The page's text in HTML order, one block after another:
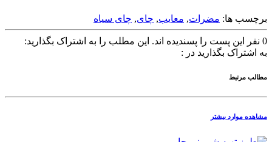
برچسب ها: مضرات, معایب, چای, چای سیاه
0 نفر این پست را پسندیده اند. این مطلب را به اشتراک بگذارید:
به اشتراک بگذارید در :
مطالب مرتبط
مشاهده موارد بیشتر